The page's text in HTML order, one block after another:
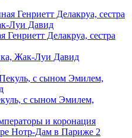
Делакруа, сестра
с сыном Эмилем,